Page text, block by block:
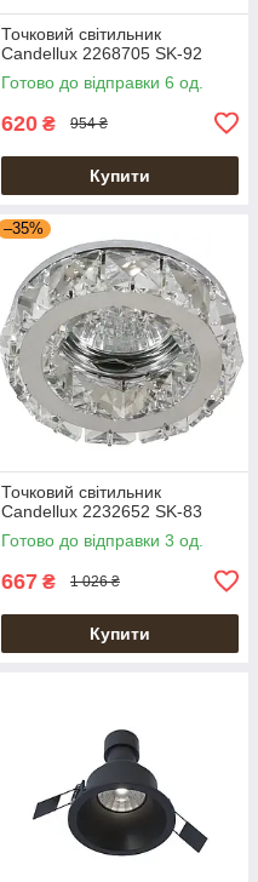
Точковий світильник
Candellux 2268705 SK-92
Готово до відправки 6 од.
620 ₴ 954 ₴
Купити
–35%
Точковий світильник
Candellux 2232652 SK-83
Готово до відправки 3 од.
667 ₴ 1 026 ₴
Купити